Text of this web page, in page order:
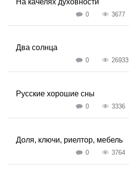
0 3677
Два солнца
0 26933
Русские хорошие сны
0 3336
Доля, ключи, риелтор, мебель
0 3764